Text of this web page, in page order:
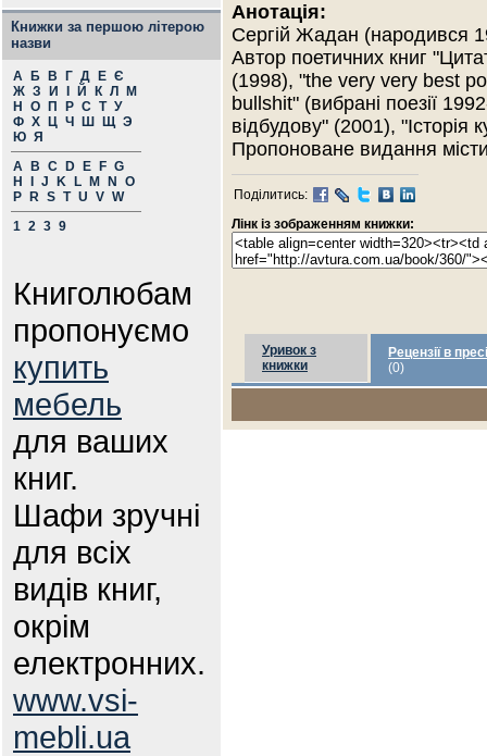
Книжки за першою літерою
назви
А Б В Г Д Е Є
Ж З И Й К Л
М
Н
О П Р С Т У
Ф Х Ц Ч Ш Щ Э
Ю Я
A
B C D E F G
H
J K L M N
O
P
R S T U V W
1 2 3 9
Книголюбам
пропонуємо
купить
мебель
для ваших
книг.
Шафи зручні
для всіх
видів книг,
окрім
електронних.
www.vsi-
mebli.ua
Анотація:
Сергій Жадан (народився
Автор поетичних книг
(1998), "the very very best
bullshit" (вибрані поезії
відбудову" (2001), "Історія
Пропоноване видання
Поділитись:
Лінк із зображенням книжки:
Уривок з
книжки
Рецензії в пресі
(0)